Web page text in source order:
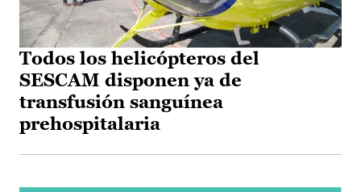
Todos los helicópteros del
SESCAM disponen ya de
transfusión sanguínea
prehospitalaria